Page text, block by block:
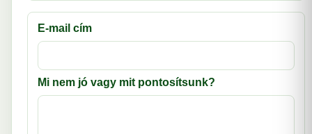
E-mail cím
Mi nem jó vagy mit pontosítsunk?